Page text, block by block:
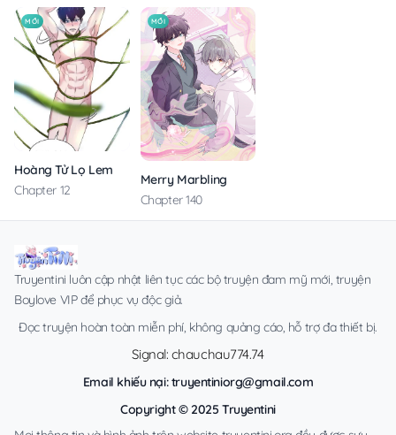
MỚI
Hoàng Tử Lọ Lem
Chapter 12
MỚI
Merry Marbling
Chapter 140
Truyentini luôn cập nhật liên tục các bộ truyện đam mỹ mới, truyện
Boylove VIP để phục vụ độc giả.
Đọc truyện hoàn toàn miễn phí, không quảng cáo, hỗ trợ đa thiết bị.
Signal: chauchau774.74
Email khiếu nại:truyentiniorg@gmail.com
Copyright © 2025 Truyentini